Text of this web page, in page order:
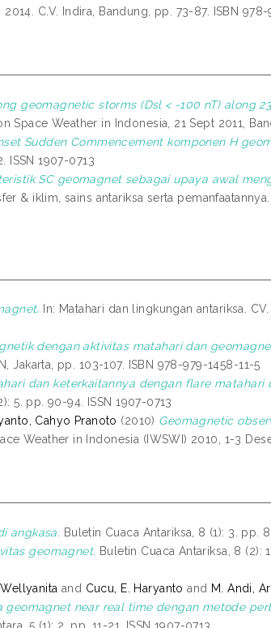
C.V. Indira, Bandung, pp. 73-87. ISBN
geomagnetic storms (Dsl < -100 nT) along
Space Weather in Indonesia, 21 Sept 2011,
Sudden Commencement komponen H
ISSN 1907-0713
SC geomagnet sebagai upaya awal
& iklim, sains antariksa serta pemanfaatannya.
In: Matahari dan lingkungan antariksa.
dengan aktivitas matahari dan
Jakarta, pp. 103-107. ISBN 978-979-1458-11-5
dan keterkaitannya dengan flare matahari
5. pp. 90-94. ISSN 1907-0713
Cahyo Pranoto (2010) Geomagnetic
Weather in Indonesia (IWSWI) 2010, 1-3
angkasa. Buletin Cuaca Antariksa, 8 (1): 3. pp.
geomagnet. Buletin Cuaca Antariksa, 8 (2):
and Cucu, E. Haryanto and M. Andi,
near real time dengan metode
5 (1): 2. pp. 11-21. ISSN 1907-0713